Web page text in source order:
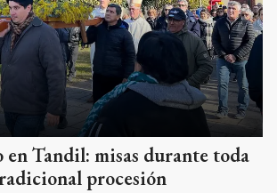
en Tandil: misas durante toda
procesión